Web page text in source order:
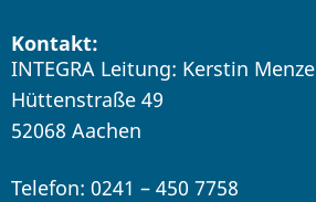
Kontakt:
INTEGRA Leitung: Kerstin Menze
Hüttenstraße 49
52068 Aachen
Telefon: 0241 – 450 7758